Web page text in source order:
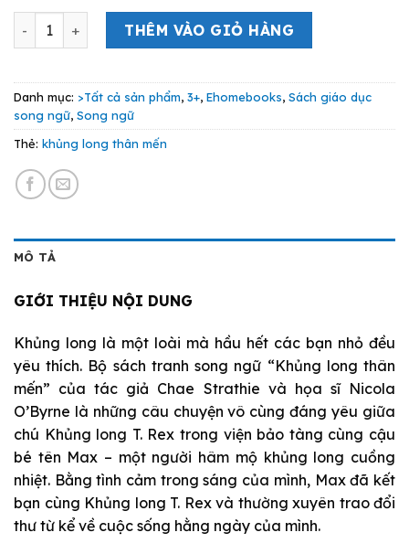
Khủng Long Thân Mến số lượng
THÊM VÀO GIỎ HÀNG
Danh mục: >Tất cả sản phẩm, 3+, Ehomebooks, Sách giáo dục
song ngữ, Song ngữ
Thẻ: khủng long thân mến
MÔ TẢ
GIỚI THIỆU NỘI DUNG
Khủng long là một loài mà hầu hết các bạn nhỏ đều
yêu thích. Bộ sách tranh song ngữ “Khủng long thân
mến” của tác giả Chae Strathie và họa sĩ Nicola
O’Byrne là những câu chuyện vô cùng đáng yêu giữa
chú Khủng long T. Rex trong viện bảo tàng cùng cậu
bé tên Max – một người hâm mộ khủng long cuồng
nhiệt. Bằng tình cảm trong sáng của mình, Max đã kết
bạn cùng Khủng long T. Rex và thường xuyên trao đổi
thư từ kể về cuộc sống hằng ngày của mình.